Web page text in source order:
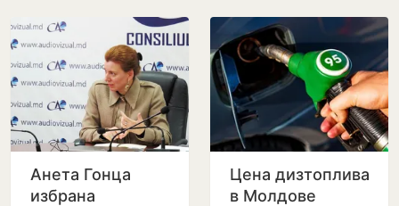
Анета Гонца
избрана
Цена дизтоплива
в Молдове